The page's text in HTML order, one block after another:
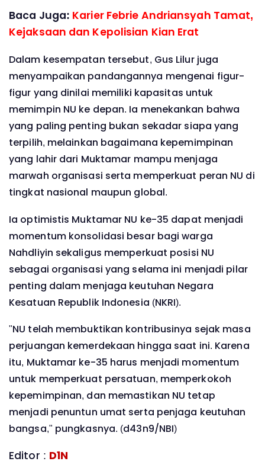
Baca Juga: Karier Febrie Andriansyah Tamat,
Kejaksaan dan Kepolisian Kian Erat
Dalam kesempatan tersebut, Gus Lilur juga
menyampaikan pandangannya mengenai figur-
figur yang dinilai memiliki kapasitas untuk
memimpin NU ke depan. Ia menekankan bahwa
yang paling penting bukan sekadar siapa yang
terpilih, melainkan bagaimana kepemimpinan
yang lahir dari Muktamar mampu menjaga
marwah organisasi serta memperkuat peran NU di
tingkat nasional maupun global.
Ia optimistis Muktamar NU ke-35 dapat menjadi
momentum konsolidasi besar bagi warga
Nahdliyin sekaligus memperkuat posisi NU
sebagai organisasi yang selama ini menjadi pilar
penting dalam menjaga keutuhan Negara
Kesatuan Republik Indonesia (NKRI).
"NU telah membuktikan kontribusinya sejak masa
perjuangan kemerdekaan hingga saat ini. Karena
itu, Muktamar ke-35 harus menjadi momentum
untuk memperkuat persatuan, memperkokoh
kepemimpinan, dan memastikan NU tetap
menjadi penuntun umat serta penjaga keutuhan
bangsa," pungkasnya. (d43n9/NBI)
Editor : D1N